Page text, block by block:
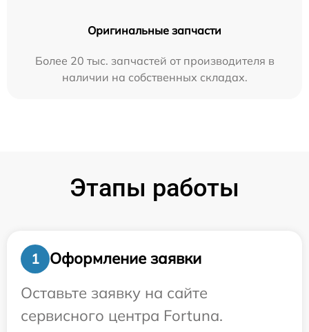
Оригинальные запчасти
Более 20 тыс. запчастей от производителя в
наличии на собственных складах.
Этапы работы
1
Оформление заявки
Оставьте заявку на сайте
сервисного центра Fortuna.